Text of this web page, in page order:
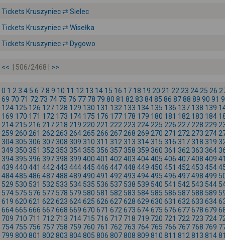
Tickets Kruszyniec ⇄ Sielec
Tickets Kruszyniec ⇄ Wisełka
Tickets Kruszyniec ⇄ Dygowo
<< | 506/2468 | >>
0 1 2 3 4 5 6 78 9 10 11 12 13 14 15 16 17 18 19 20 21 22 23 24 25 26
69 70 71 72 73 74 75 76 77 78 79 80 81 82 83 8485 86 8788 89 90 91
124 125 126 127 128 129 130 131 132 133 134 135 136 137 138 139
169 170 171 172 173 174 175 176 177 178 179 180 181 182 183 184
214 215 216 217 218 219 220 221 222 223 224 225 226 227 228 229
259 260 261 262 263 264 265 266 267 268 269 270 271 272 273 274
304 305 306 307 308 309 310 311 312 313 314 315 316 317 318 319
349 350 351 352 353 354 355 356 357 358 359 360 361 362 363 364
394 395 396 397 398 399 400 401 402 403 404405 406 407408 409
439 440 441 442 443 444445 446 447448 449 450 451 452 453 454
484485 486 487488 489 490 491 492 493 494495 496 497498 499
529 530 531 532 533 534 535 536 537 538 539 540 541 542 543 544
574 575 576 577 578 579 580 581 582 583 584 585 586 587 588 589
619 620 621 622 623 624625 626 627628 629 630 631 632 633 634
664665 666 667668 669 670 671 672 673 674675 676 677678 679
709 710 711 712 713 714 715 716 717 718 719 720 721 722 723 724
754 755 756 757 758 759 760 761 762 763 764 765 766 767 768 769
799 800 801 802 803 804805 806 807808 809 810 811 812 813 814